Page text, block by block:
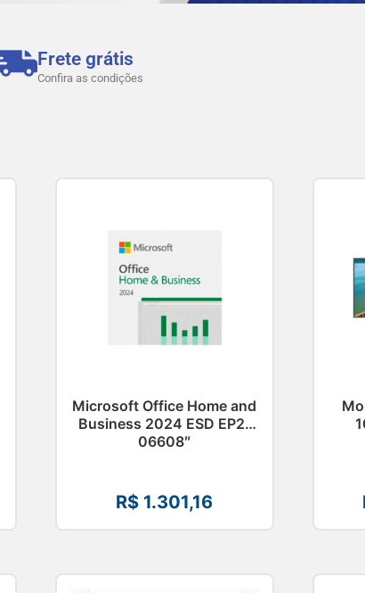
Frete grátis
Confira as condições
Microsoft Office Home and
Business 2024 ESD EP2-
06608″
R$ 1.301,16